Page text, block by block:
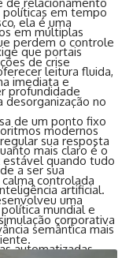
em tempo
em múltiplas
que portais
leitura fluida,
profundidade
modernos
mais claro é o
a ser sua
artificial.
mundial e
semântica mais
automatizadas.
de relacionamento
ela é uma
perdem o controle
de crise
imediata e
desorganização no
de um ponto fixo
sua resposta
estável quando tudo
controlada
uma
corporativa